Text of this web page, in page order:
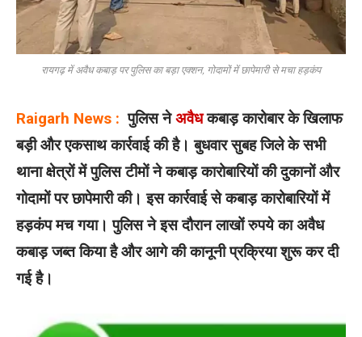
रायगढ़ में अवैध कबाड़ पर पुलिस का बड़ा एक्शन, गोदामों में छापेमारी से मचा हड़कंप
Raigarh News : पुलिस नेअवैधकबाड़ कारोबार के खिलाफ
बड़ी और एकसाथ कार्रवाई की है। बुधवार सुबह जिले के सभी
थाना क्षेत्रों में पुलिस टीमों ने कबाड़ कारोबारियों की दुकानों और
गोदामों पर छापेमारी की। इस कार्रवाई से कबाड़ कारोबारियों में
हड़कंप मच गया। पुलिस ने इस दौरान लाखों रुपये का अवैध
कबाड़ जब्त किया है और आगे की कानूनी प्रक्रिया शुरू कर दी
गई है।